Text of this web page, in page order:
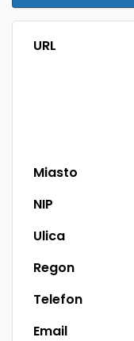
URL
Miasto
NIP
Ulica
Regon
Telefon
Email